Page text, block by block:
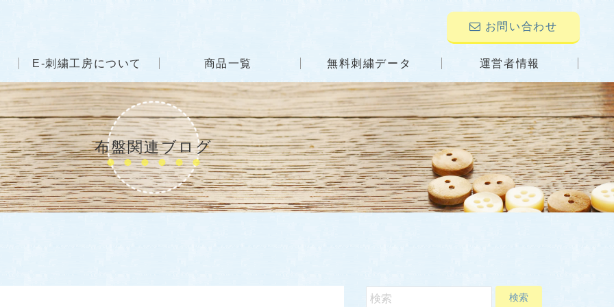
お問い合わせ
E-刺繍工房について 商品一覧 無料刺繍データ 運営者情報
布盤関連ブログ